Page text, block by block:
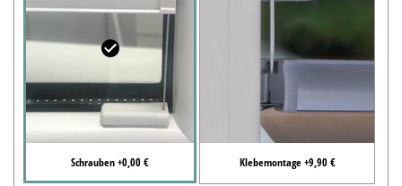
Schrauben +0,00 € Klebemontage +9,90 €